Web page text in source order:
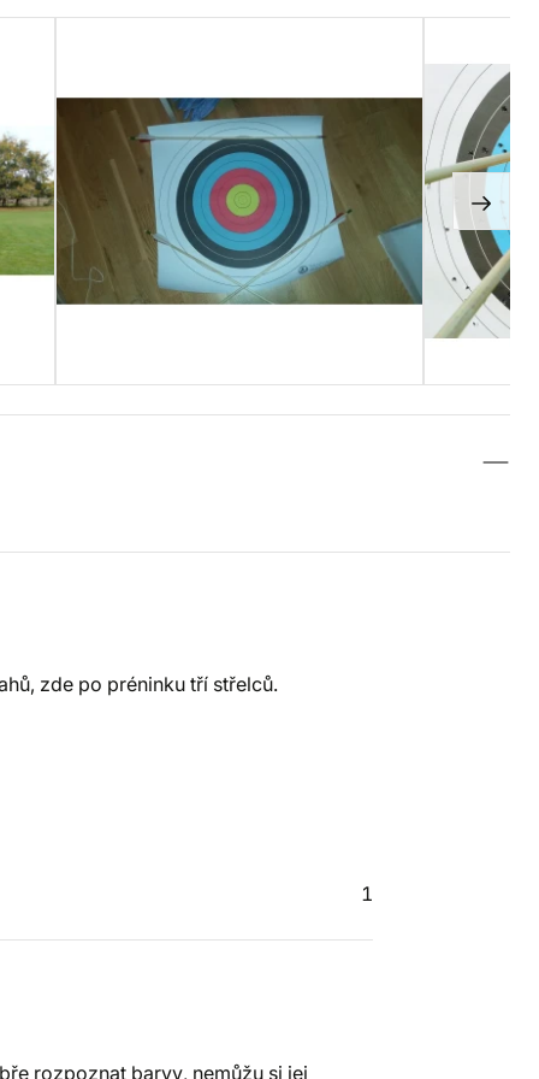
zde po préninku tří střelců.
1
rozpoznat barvy, nemůžu si jej